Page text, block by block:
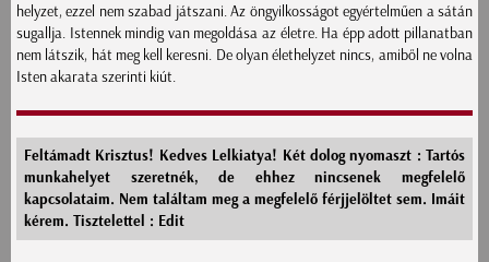
helyzet, ezzel nem szabad játszani. Az öngyilkosságot egyértelműen a sátán
sugallja. Istennek mindig van megoldása az életre. Ha épp adott pillanatban
nem látszik, hát meg kell keresni. De olyan élethelyzet nincs, amiből ne volna
Isten akarata szerinti kiút.
Feltámadt Krisztus! Kedves Lelkiatya! Két dolog nyomaszt : Tartós
munkahelyet szeretnék, de ehhez nincsenek megfelelő
kapcsolataim. Nem találtam meg a megfelelő férjjelöltet sem. Imáit
kérem. Tisztelettel : Edit